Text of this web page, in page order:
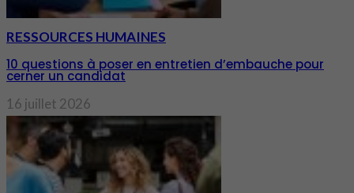
RESSOURCES HUMAINES
10 questions à poser en entretien d’embauche pour
cerner un candidat
16 juillet 2026